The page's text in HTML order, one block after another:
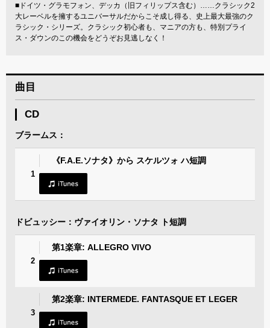
■ドイツ・グラモフォン、デッカ（旧フィリップス含む）……クラシック2
大レーベルを擁するユニバーサルだからこそ成し得る、史上最大最強のク
ラシック・シリーズ。クラシック初心者も、マニアの方も、特別プライ
ス・ダウンのこの機会をどうぞお見逃しなく！
曲目
CD
ブラームス：
1
《F.A.E.ソナタ》から スケルツォ ハ短調
ドビュッシー：ヴァイオリン・ソナタ ト短調
2
第1楽章: ALLEGRO VIVO
3
第2楽章: INTERMEDE. FANTASQUE ET LEGER